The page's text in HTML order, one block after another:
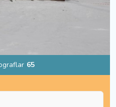
65